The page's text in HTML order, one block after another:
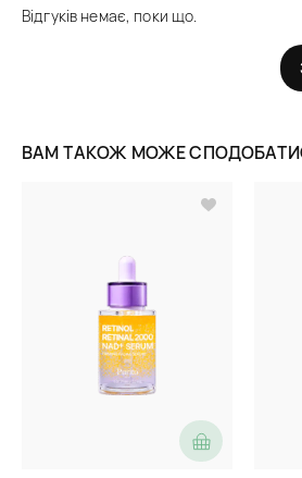
Відгуків немає, поки що.
ВАМ ТАКОЖ МОЖЕ